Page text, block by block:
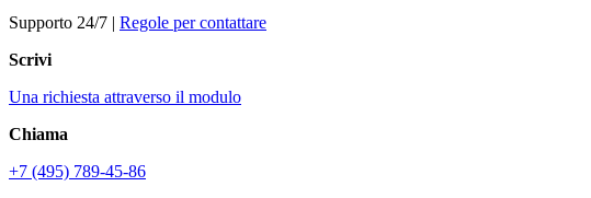
Supporto 24/7 | Regole per contattare
Scrivi
Una richiesta attraverso il modulo
Chiama
+7 (495) 789-45-86